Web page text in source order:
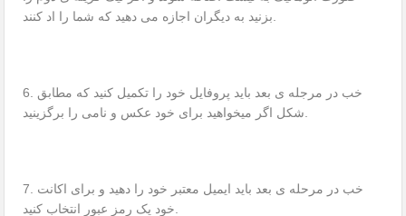
6. خب در مرجله ی بعد باید پروفایل خود را تکمیل کنید که مطابق
7. خب در مرحله ی بعد باید ایمیل معتبر خود را دهید و برای اکانت